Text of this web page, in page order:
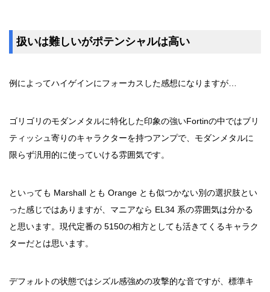
扱いは難しいがポテンシャルは高い
例によってハイゲインにフォーカスした感想になりますが…
ゴリゴリのモダンメタルに特化した印象の強いFortinの中ではブリ
ティッシュ寄りのキャラクターを持つアンプで、モダンメタルに
限らず汎用的に使っていける雰囲気です。
といっても Marshall とも Orange とも似つかない別の選択肢とい
った感じではありますが、マニアなら EL34 系の雰囲気は分かる
と思います。現代定番の 5150の相方としても活きてくるキャラク
ターだとは思います。
デフォルトの状態ではシズル感強めの攻撃的な音ですが、標準キ